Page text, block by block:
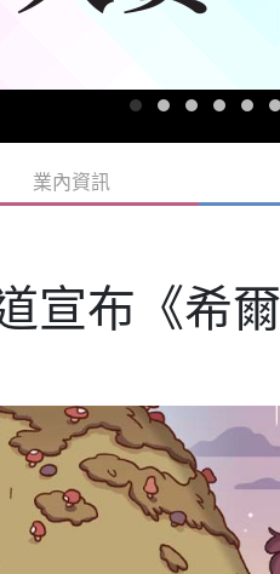
業內資訊
宣布《希